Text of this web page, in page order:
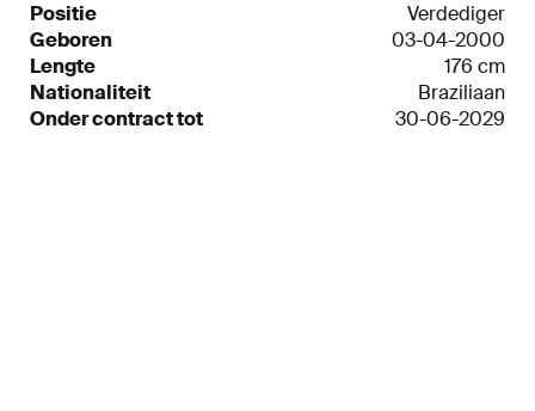
Positie
Verdediger
Geboren
03-04-2000
Lengte
176 cm
Nationaliteit
Braziliaan
Onder contract tot
30-06-2029